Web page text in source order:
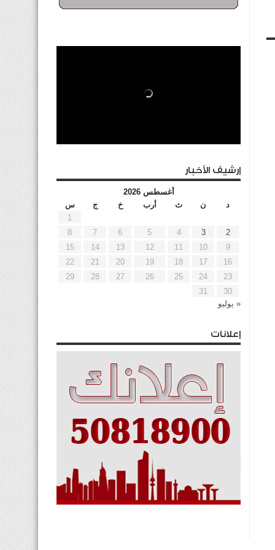
إرشيف الأخبار
أغسطس 2026
د
ن ث أرب خ ج
س
1
2
3
4
5
6
7
8
9
10
11
12
13
14
15
16
17
18
19
20
21
22
23
24
25
26
27
28
29
30
31
« يوليو
إعلانات